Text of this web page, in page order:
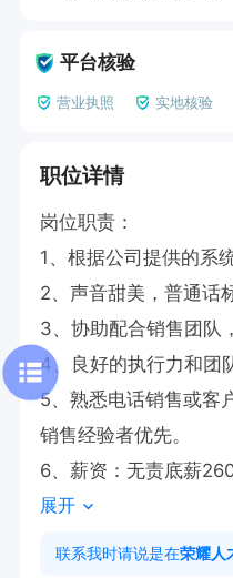
平台核验
营业执照 实地核验
职位详情
岗位职责：
1、根据公司提供的系
2、声音甜美，普通话
3、协助配合销售团队
4、良好的执行力和团
5、熟悉电话销售或客
销售经验者优先。
6、薪资：无责底薪
假日福利、生日团建福
综合薪资4000-6500
展开
联系我时请说是在荣耀人